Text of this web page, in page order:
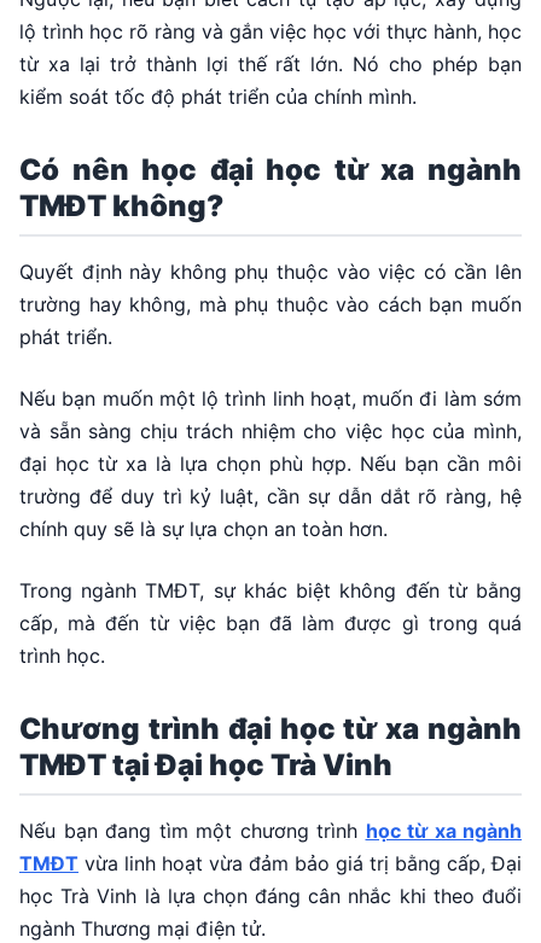
lộ trình học rõ ràng và gắn việc học với thực hành, học
từ xa lại trở thành lợi thế rất lớn. Nó cho phép bạn
kiểm soát tốc độ phát triển của chính mình.
Có nên học đại học từ xa ngành
TMĐT không?
Quyết định này không phụ thuộc vào việc có cần lên
trường hay không, mà phụ thuộc vào cách bạn muốn
phát triển.
Nếu bạn muốn một lộ trình linh hoạt, muốn đi làm sớm
và sẵn sàng chịu trách nhiệm cho việc học của mình,
đại học từ xa là lựa chọn phù hợp. Nếu bạn cần môi
trường để duy trì kỷ luật, cần sự dẫn dắt rõ ràng, hệ
chính quy sẽ là sự lựa chọn an toàn hơn.
Trong ngành TMĐT, sự khác biệt không đến từ bằng
cấp, mà đến từ việc bạn đã làm được gì trong quá
trình học.
Chương trình đại học từ xa ngành
TMĐT tại Đại học Trà Vinh
Nếu bạn đang tìm một chương trình học từ xa ngành
TMĐT vừa linh hoạt vừa đảm bảo giá trị bằng cấp, Đại
học Trà Vinh là lựa chọn đáng cân nhắc khi theo đuổi
ngành Thương mại điện tử.